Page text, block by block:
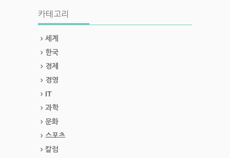
카테고리
세계
한국
경제
경영
IT
과학
문화
스포츠
칼럼